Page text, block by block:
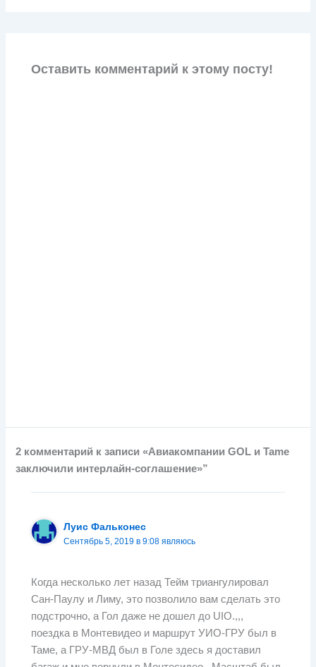
Оставить комментарий к этому посту!
2 комментарий к записи «Авиакомпании GOL и Tame
заключили интерлайн-соглашение»”
Луис Фальконес
Сентябрь 5, 2019 в 9:08 являюсь
Когда несколько лет назад Тейм триангулировал
Сан-Паулу и Лиму, это позволило вам сделать это
подстрочно, а Гол даже не дошел до UIO.,,,
поездка в Монтевидео и маршрут УИО-ГРУ был в
Таме, а ГРУ-МВД был в Голе здесь я доставил